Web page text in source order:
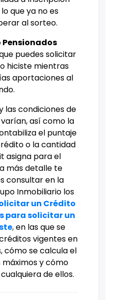
que ya no es
al sorteo.
puedes solicitar
hiciste mientras
aportaciones al
las condiciones de
así como la
el puntaje
o la cantidad
asigna para el
más detalle te
consultar en la
Inmobiliario los
un Crédito
para solicitar un
,en las que se
vigentes en
cómo se calcula el
y cómo
de ellos.